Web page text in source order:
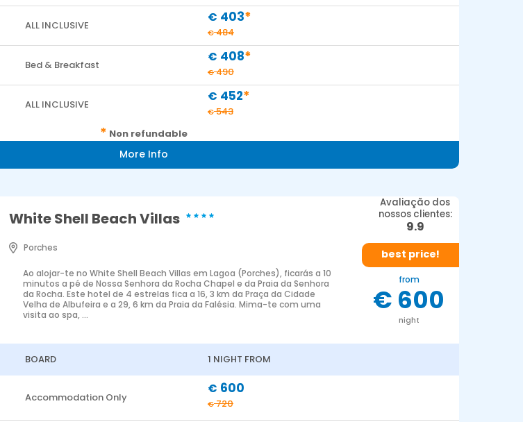
ALL INCLUSIVE
€ 403*
€484
Bed & Breakfast
€ 408*
€490
ALL INCLUSIVE
€ 452*
€543
* Non refundable
More Info
White Shell Beach Villas
Porches
Avaliação dos
nossos clientes:
9.9
Ao alojar-te no White Shell Beach Villas em Lagoa (Porches), ficarás a 10
minutos a pé de Nossa Senhora da Rocha Chapel e da Praia da Senhora
da Rocha. Este hotel de 4 estrelas fica a 16, 3 km da Praça da Cidade
Velha de Albufeira e a 29, 6 km da Praia da Falésia. Mima-te com uma
visita ao spa, ...
best price!
from
€ 600
night
BOARD
1 NIGHT FROM
Accommodation Only
€ 600
€720